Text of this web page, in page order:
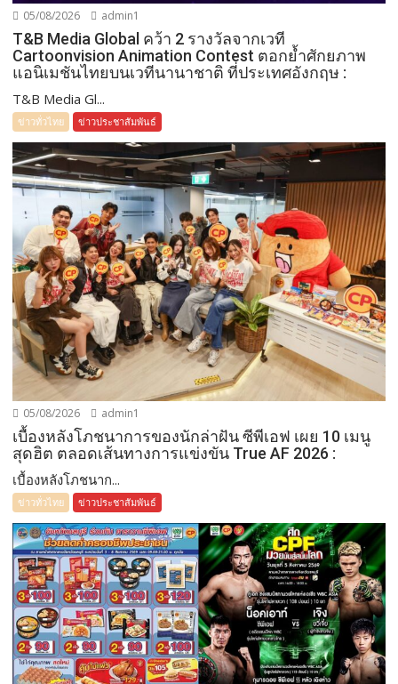
05/08/2026 admin1
T&B Media Global คว้า 2 รางวัลจากเวที
Cartoonvision Animation Contest ตอกย้ำศักยภาพ
แอนิเมชันไทยบนเวทีนานาชาติ ที่ประเทศอังกฤษ :
T&B Media Gl...
ข่าวทั่วไทย ข่าวประชาสัมพันธ์
05/08/2026 admin1
เบื้องหลังโภชนาการของนักล่าฝัน ซีพีเอฟ เผย 10 เมนู
สุดฮิต ตลอดเส้นทางการแข่งขัน True AF 2026 :
เบื้องหลังโภชนาก...
ข่าวทั่วไทย ข่าวประชาสัมพันธ์